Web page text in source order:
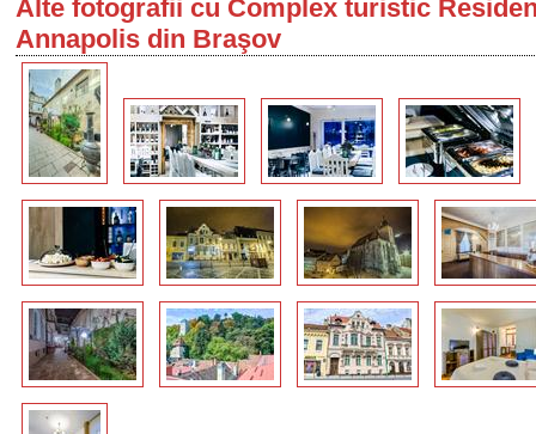
Alte fotografii cu Complex turistic
Annapolis din Braşov